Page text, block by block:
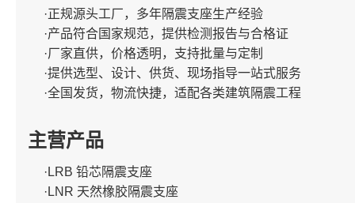
·正规源头工厂，多年隔震支座生产经验
·产品符合国家规范，提供检测报告与合格证
·厂家直供，价格透明，支持批量与定制
·提供选型、设计、供货、现场指导一站式服务
·全国发货，物流快捷，适配各类建筑隔震工程
主营产品
·LRB 铅芯隔震支座
·LNR 天然橡胶隔震支座